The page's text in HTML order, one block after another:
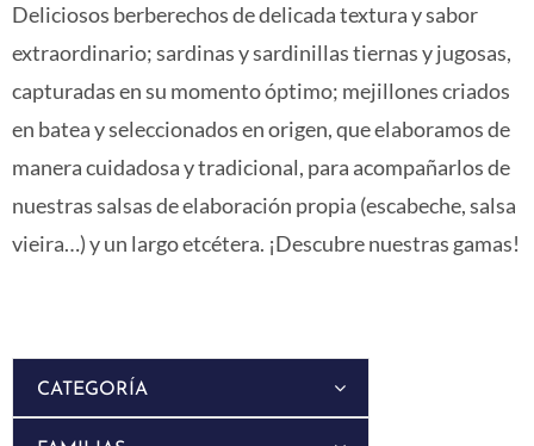
Deliciosos berberechos de delicada textura y sabor
extraordinario; sardinas y sardinillas tiernas y jugosas,
capturadas en su momento óptimo; mejillones criados
en batea y seleccionados en origen, que elaboramos de
manera cuidadosa y tradicional, para acompañarlos de
nuestras salsas de elaboración propia (escabeche, salsa
vieira…) y un largo etcétera. ¡Descubre nuestras gamas!
CATEGORÍA